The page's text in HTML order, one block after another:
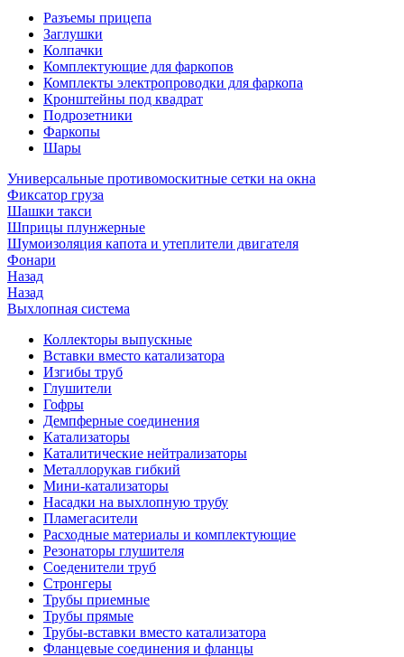
Разъемы прицепа
Заглушки
Колпачки
Комплектующие для фаркопов
Комплекты электропроводки для фаркопа
Кронштейны под квадрат
Подрозетники
Фаркопы
Шары
Универсальные противомоскитные сетки на окна
Фиксатор груза
Шашки такси
Шприцы плунжерные
Шумоизоляция капота и утеплители двигателя
Фонари
Назад
Назад
Выхлопная система
Коллекторы выпускные
Вставки вместо катализатора
Изгибы труб
Глушители
Гофры
Демпферные соединения
Катализаторы
Каталитические нейтрализаторы
Металлорукав гибкий
Мини-катализаторы
Насадки на выхлопную трубу
Пламегасители
Расходные материалы и комплектующие
Резонаторы глушителя
Соеденители труб
Стронгеры
Трубы приемные
Трубы прямые
Трубы-вставки вместо катализатора
Фланцевые соединения и фланцы